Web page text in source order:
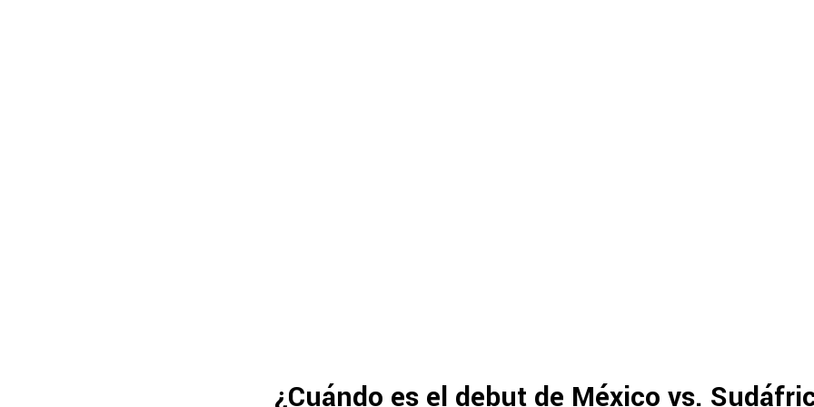
¿Cuándo es el debut de México vs.